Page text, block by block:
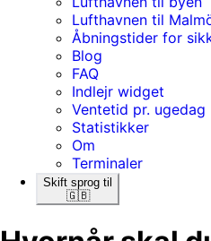
Lufthavnen til
Åbningstider for
Blog
FAQ
Indlejr widget
Ventetid pr. ugedag
Statistikker
Om
Terminaler
Skift sprog til
🇬🇧